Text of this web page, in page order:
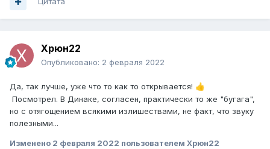
Xpюн22
Опубликовано: 2 февраля 2022
Да, так лучше, уже что то как то открывается! 👍
Посмотрел. В Динаке, согласен, практически то же "бугага",
но с отягощением всякими излишествами, не факт, что звуку
полезными...
Изменено 2 февраля 2022 пользователем Xpюн22